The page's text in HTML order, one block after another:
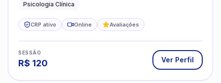
Psicologia Clínica
CRP ativo Online Avaliações
SESSÃO
R$ 120 Ver Perfil